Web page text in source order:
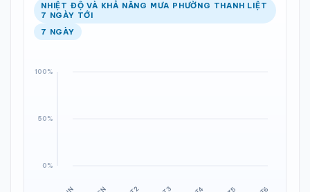
NHIỆT ĐỘ VÀ KHẢ NĂNG MƯA PHƯỜNG THANH LIỆT
7 NGÀY TỚI
7 NGÀY